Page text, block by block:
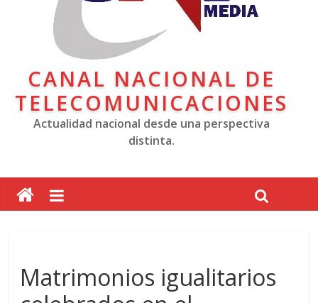
CANAL NACIONAL DE
TELECOMUNICACIONES
Actualidad nacional desde una perspectiva
distinta.
Matrimonios igualitarios